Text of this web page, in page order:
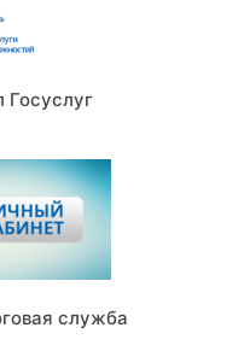
Госуслуг
служба